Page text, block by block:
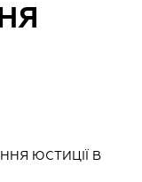
ЮСТИЦІЇ В